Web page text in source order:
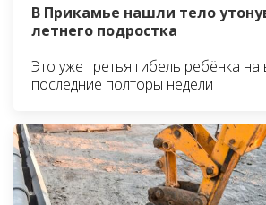
В Прикамье нашли тело
летнего подростка
Это уже третья гибель ребёнка на
последние полторы недели